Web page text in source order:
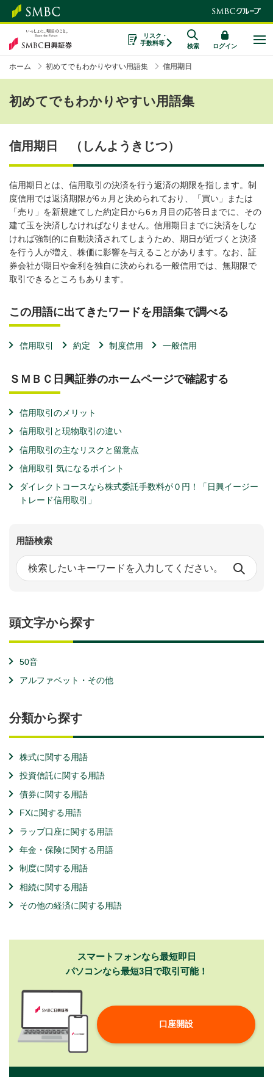
リスク・
手数料等
検索 ログイン
ホーム 初めてでもわかりやすい用語集 信用期日
初めてでもわかりやすい用語集
信用期日 （しんようきじつ）
信用期日とは、信用取引の決済を行う返済の期限を指します。制
度信用では返済期限が6ヵ月と決められており、「買い」または
「売り」を新規建てした約定日から6ヵ月目の応答日までに、その
建て玉を決済しなければなりません。信用期日までに決済をしな
ければ強制的に自動決済されてしまうため、期日が近づくと決済
を行う人が増え、株価に影響を与えることがあります。なお、証
券会社が期日や金利を独自に決められる一般信用では、無期限で
取引できるところもあります。
この用語に出てきたワードを用語集で調べる
信用取引 約定 制度信用 一般信用
ＳＭＢＣ日興証券のホームページで確認する
信用取引のメリット
信用取引と現物取引の違い
信用取引の主なリスクと留意点
信用取引 気になるポイント
ダイレクトコースなら株式委託手数料が０円！「日興イージー
トレード信用取引」
用語検索
頭文字から探す
50音
アルファベット・その他
分類から探す
株式に関する用語
投資信託に関する用語
債券に関する用語
FXに関する用語
ラップ口座に関する用語
年金・保険に関する用語
制度に関する用語
相続に関する用語
その他の経済に関する用語
スマートフォンなら最短即日
パソコンなら最短3日で取引可能！
口座開設